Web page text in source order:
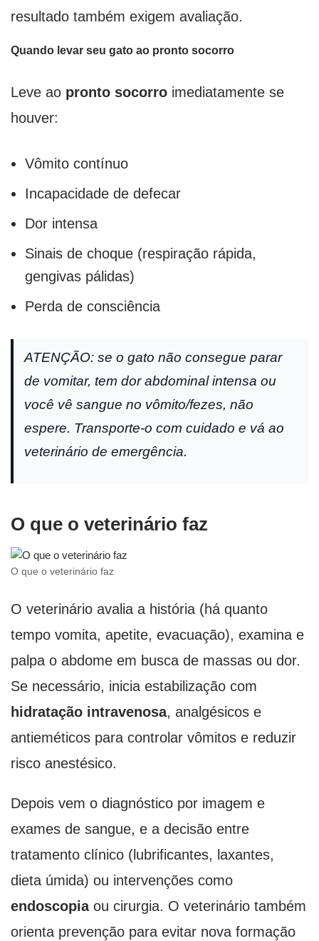
resultado também exigem avaliação.
Quando levar seu gato ao pronto socorro
Leve ao pronto socorro imediatamente se
houver:
Vômito contínuo
Incapacidade de defecar
Dor intensa
Sinais de choque (respiração rápida,
gengivas pálidas)
Perda de consciência
ATENÇÃO: se o gato não consegue parar
de vomitar, tem dor abdominal intensa ou
você vê sangue no vômito/fezes, não
espere. Transporte-o com cuidado e vá ao
veterinário de emergência.
O que o veterinário faz
O que o veterinário faz
O veterinário avalia a história (há quanto
tempo vomita, apetite, evacuação), examina e
palpa o abdome em busca de massas ou dor.
Se necessário, inicia estabilização com
hidratação intravenosa, analgésicos e
antieméticos para controlar vômitos e reduzir
risco anestésico.
Depois vem o diagnóstico por imagem e
exames de sangue, e a decisão entre
tratamento clínico (lubrificantes, laxantes,
dieta úmida) ou intervenções como
endoscopiaou cirurgia. O veterinário também
orienta prevenção para evitar nova formação